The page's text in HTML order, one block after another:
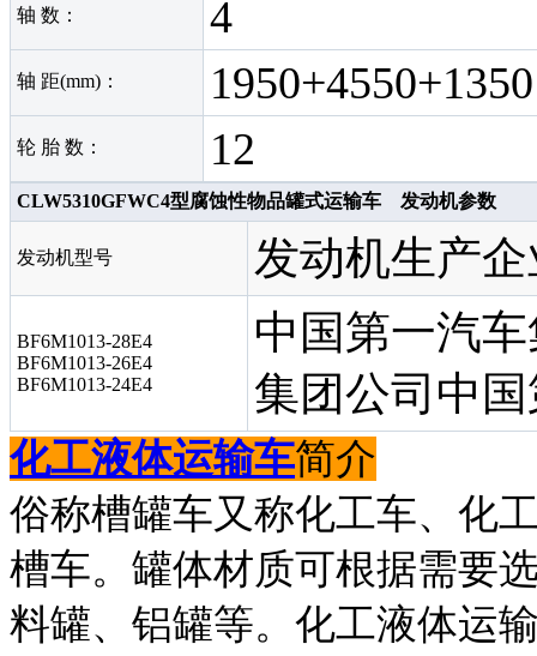
轴 数： 4
轴 距(mm)：
轮 胎 数： 12
CLW5310GFWC4型腐蚀性物品罐式运输车 发动机参数
发动机型号 发动机生产
BF6M1013-28E4
BF6M1013-26E4
BF6M1013-24E4
中国第一汽
集团公司中
化工液体运输车简介
俗称槽罐车又称化工车、化
槽车。罐体材质可根据需要
料罐、铝罐等。化工液体运